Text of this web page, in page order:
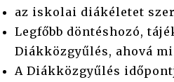
az iskolai diákéletet
Legfőbb döntéshozó,
Diákközgyűlés, ahová
A Diákközgyűlés